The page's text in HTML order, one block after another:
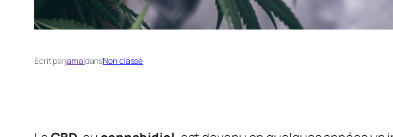
Écrit parjamaldansNon classé